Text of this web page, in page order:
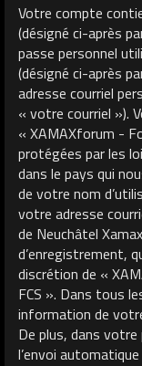
Votre compte
(désigné ci-après
passe personnel
(désigné ci-après
adresse courriel
« votre courriel »).
« XAMAXforum -
protégées par les
dans le pays qui
de votre nom
votre adresse
de Neuchâtel
d’enregistrement,
discrétion de «
FCS ». Dans tous
information de
De plus, dans
l’envoi